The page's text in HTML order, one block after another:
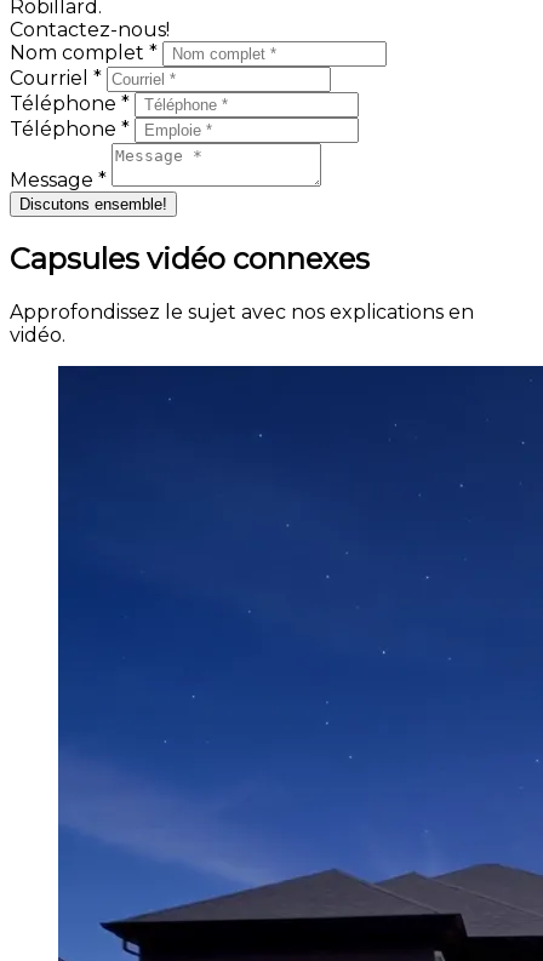
Robillard.
Contactez-nous!
Nom complet *
Courriel *
Téléphone *
Téléphone *
Message *
Discutons ensemble!
Capsules vidéo connexes
Approfondissez le sujet avec nos explications en
vidéo.